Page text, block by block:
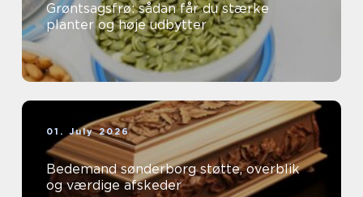
Grøntsagsfrø: sådan får du stærke
planter og høje udbytter
01. July 2026
Bedemand sønderborg støtte, overblik
og værdige afskeder